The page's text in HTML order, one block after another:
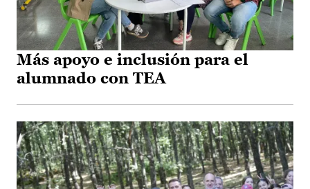
Más apoyo e inclusión para el
alumnado con TEA